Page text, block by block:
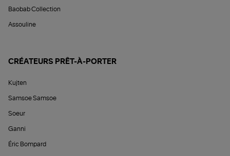
Baobab Collection
Assouline
CRÉATEURS PRÊT-À-PORTER
Kujten
Samsoe Samsoe
Soeur
Ganni
Éric Bompard